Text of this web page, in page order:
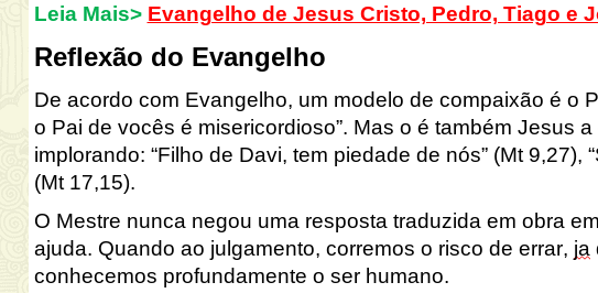
Leia Mais> Evangelho de Jesus Cristo, Pedro, Tiago e
Reflexão do Evangelho
De acordo com Evangelho, um modelo de compaixão é o
o Pai de vocês é misericordioso”. Mas o é também Jesus
implorando: “Filho de Davi, tem piedade de nós” (Mt9,27),
(Mt17,15).
O Mestre nunca negou uma resposta traduzida em obra
ajuda. Quando ao julgamento, corremos o risco de errar, ja
conhecemos profundamente o ser humano.